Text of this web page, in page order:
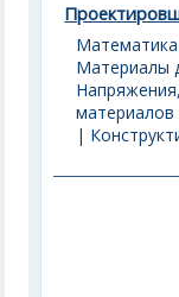
Математика
Материалы
материалов
|